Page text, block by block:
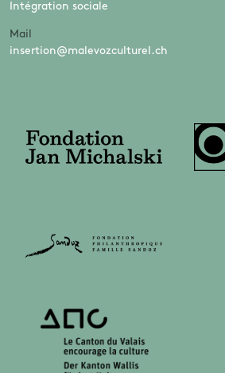
Intégration sociale
Mail
insertion@malevozculturel.ch